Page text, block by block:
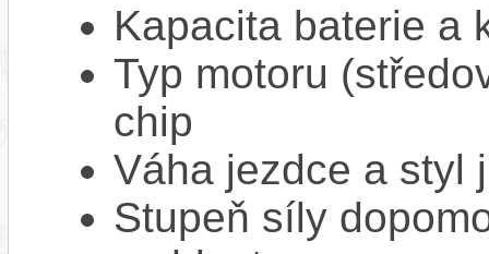
Kapacita baterie a
Typ motoru
chip
Váha jezdce a styl
Stupeň síly